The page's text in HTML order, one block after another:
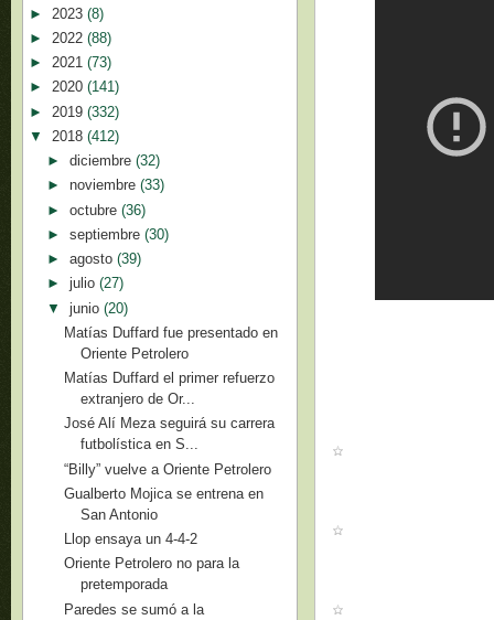
► 2023 (8)
► 2022 (88)
► 2021 (73)
► 2020 (141)
► 2019 (332)
▼ 2018 (412)
► diciembre (32)
► noviembre (33)
► octubre (36)
► septiembre (30)
► agosto (39)
► julio (27)
▼ junio (20)
Matías Duffard fue presentado en
Oriente Petrolero
Matías Duffard el primer refuerzo
extranjero de Or...
José Alí Meza seguirá su carrera
futbolística en S...
“Billy” vuelve a Oriente Petrolero
Gualberto Mojica se entrena en
San Antonio
Llop ensaya un 4-4-2
Oriente Petrolero no para la
pretemporada
Paredes se sumó a la